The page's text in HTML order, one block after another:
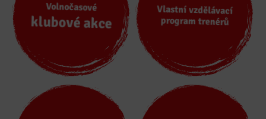
Volnočasové
klubové akce
Vlastní vzdělávací
program trenérů